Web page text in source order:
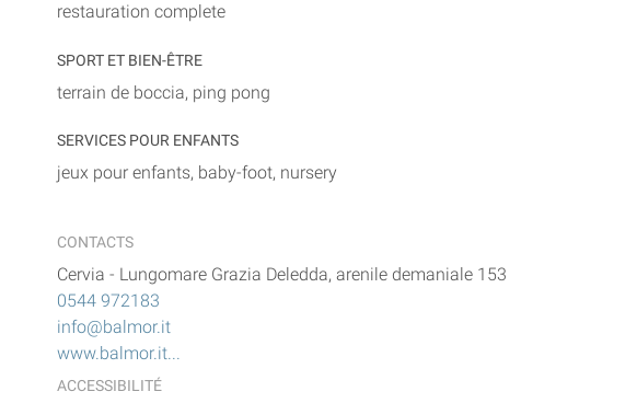
restauration complete
SPORT ET BIEN-ÊTRE
terrain de boccia, ping pong
SERVICES POUR ENFANTS
jeux pour enfants, baby-foot, nursery
CONTACTS
Cervia - Lungomare Grazia Deledda, arenile demaniale 153
0544 972183
info@balmor.it
www.balmor.it...
ACCESSIBILITÉ